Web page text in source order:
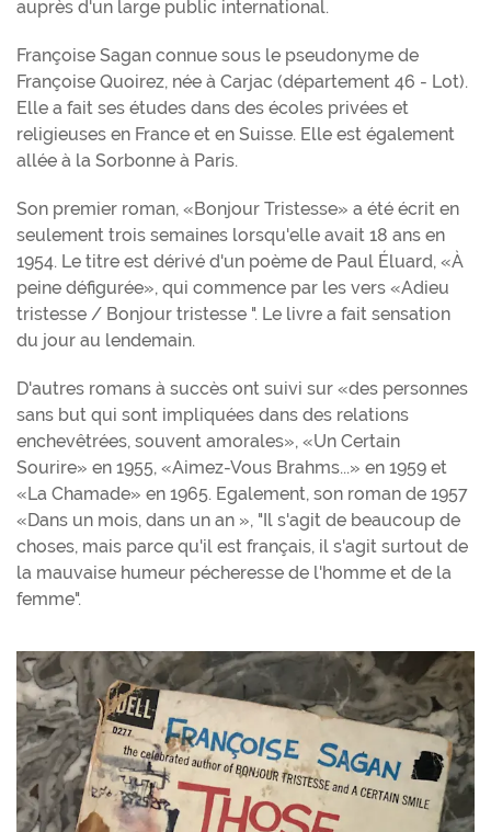
auprès d'un large public international.
Françoise Sagan connue sous le pseudonyme de
Françoise Quoirez, née à Carjac (département 46 - Lot).
Elle a fait ses études dans des écoles privées et
religieuses en France et en Suisse. Elle est également
allée à la Sorbonne à Paris.
Son premier roman, «Bonjour Tristesse» a été écrit en
seulement trois semaines lorsqu'elle avait 18 ans en
1954. Le titre est dérivé d'un poème de Paul Éluard, «À
peine défigurée», qui commence par les vers «Adieu
tristesse / Bonjour tristesse ". Le livre a fait sensation
du jour au lendemain.
D'autres romans à succès ont suivi sur «des personnes
sans but qui sont impliquées dans des relations
enchevêtrées, souvent amorales», «Un Certain
Sourire» en 1955, «Aimez-Vous Brahms...» en 1959 et
«La Chamade» en 1965. Egalement, son roman de 1957
«Dans un mois, dans un an », "Il s'agit de beaucoup de
choses, mais parce qu'il est français, il s'agit surtout de
la mauvaise humeur pécheresse de l'homme et de la
femme".